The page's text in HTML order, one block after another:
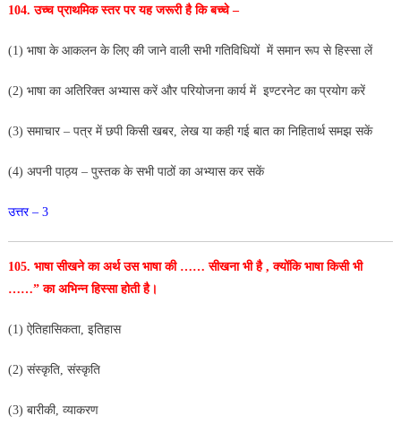
104. उच्च प्राथमिक स्तर पर यह जरूरी है कि बच्चे –
(1) भाषा के आकलन के लिए की जाने वाली सभी गतिविधियों में समान रूप से हिस्सा लें
(2) भाषा का अतिरिक्त अभ्यास करें और परियोजना कार्य में इण्टरनेट का प्रयोग करें
(3) समाचार – पत्र में छपी किसी खबर, लेख या कही गई बात का निहितार्थ समझ सकें
(4) अपनी पाठ्य – पुस्तक के सभी पाठों का अभ्यास कर सकें
उत्तर – 3
105. भाषा सीखने का अर्थ उस भाषा की …… सीखना भी है ,क्योंकि भाषा किसी भी
……” का अभिन्न हिस्सा होती है।
(1) ऐतिहासिकता, इतिहास
(2) संस्कृति, संस्कृति
(3) बारीकी, व्याकरण